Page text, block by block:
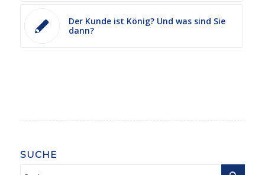
Der Kunde ist König? Und was sind Sie
dann?
SUCHE